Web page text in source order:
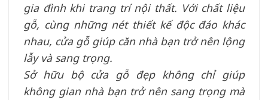
gia đình khi trang trí nội thất. Với chất liệu
gỗ, cùng những nét thiết kế độc đáo khác
nhau, cửa gỗ giúp căn nhà bạn trở nên lộng
lẫy và sang trọng.
Sở hữu bộ cửa gỗ đẹp không chỉ giúp
không gian nhà bạn trở nên sang trọng mà